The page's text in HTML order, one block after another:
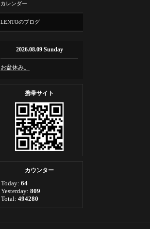
カレンダー
LENTOのブログ
2026.08.09 Sunday
お盆休み。
携帯サイト
カウンター
Today: 64
Yesterday: 809
Total: 494280